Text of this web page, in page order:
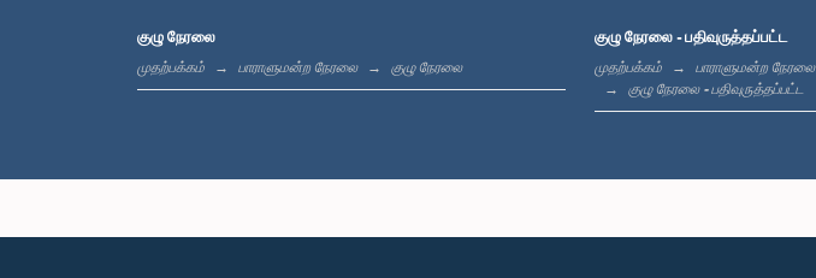
குழு நேரலை
முதற்பக்கம் பாராளுமன்ற நேரலை குழு நேரலை
குழு நேரலை - பதிவுருத்தப்பட்ட
முதற்பக்கம்
பாராளுமன்ற நேரலை
குழு நேரலை - பதிவுருத்தப்பட்ட